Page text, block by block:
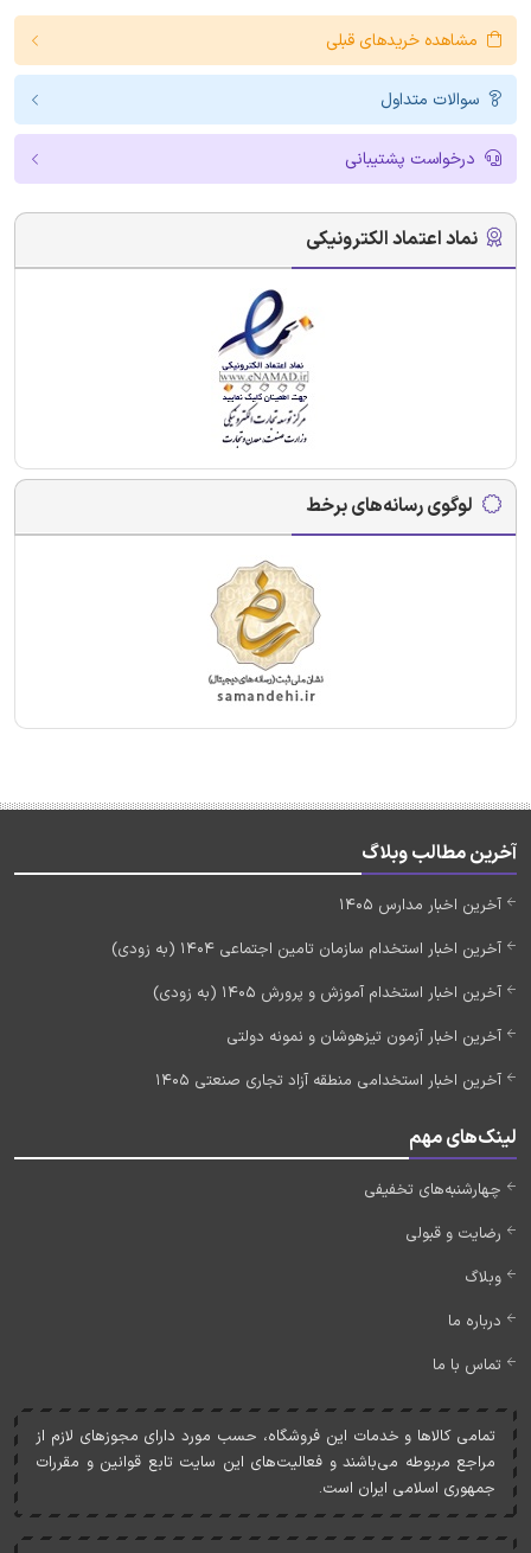
مشاهده خریدهای قبلی
سوالات متداول
درخواست پشتیبانی
نماد اعتماد الکترونیکی
لوگوی رسانه‌های برخط
آخرین مطالب وبلاگ
آخرین اخبار مدارس 1405
آخرین اخبار استخدام سازمان تامین اجتماعی 1404 (به زودی)
آخرین اخبار استخدام آموزش و پرورش 1405 (به زودی)
آخرین اخبار آزمون تیزهوشان و نمونه دولتی
آخرین اخبار استخدامی منطقه آزاد تجاری صنعتی 1405
لینک‌های مهم
چهارشنبه‌های تخفیفی
رضایت و قبولی
وبلاگ
درباره ما
تماس با ما
تمامی کالاها و خدمات اين فروشگاه، حسب مورد دارای مجوزهای لازم از
مراجع مربوطه می‌باشند و فعاليت‌های اين سايت تابع قوانين و مقررات
جمهوری اسلامی ايران است.